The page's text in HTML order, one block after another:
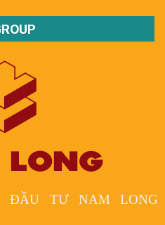
ĐẦU TƯ NAM LONG